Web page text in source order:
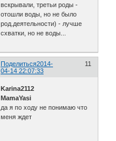
вскрывали, третьи роды -
отошли воды, но не было
род.деятельности) - лучше
схватки, но не воды...
Поделиться 11
2014-
04-14 22:07:33
Karina2112
MamaYasi
да я по ходу не понимаю что
меня ждет